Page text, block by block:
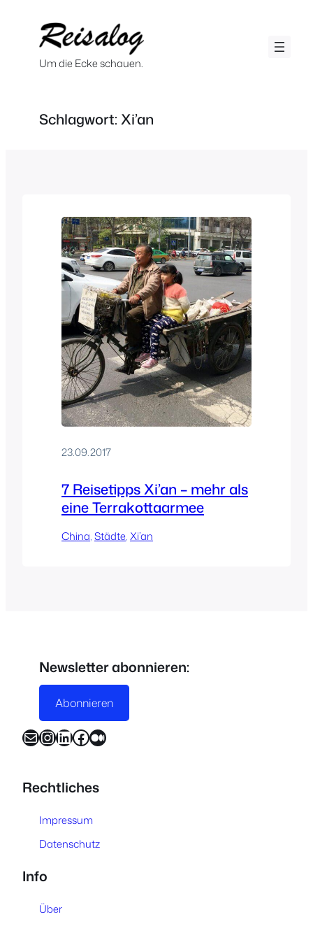
springenUm die Ecke schauen.
Schlagwort: Xi’an
23.09.2017
7 Reisetipps Xi’an – mehr als
eine Terrakottaarmee
China, Städte, Xi’an
Newsletter abonnieren:
Abonnieren
E-Mail InstagramLinkedIn Facebook Medium
Rechtliches
Impressum
Datenschutz
Info
Über